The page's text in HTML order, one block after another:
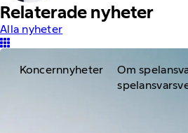
Relaterade nyheter
Alla nyheter
Koncernnyheter
Om